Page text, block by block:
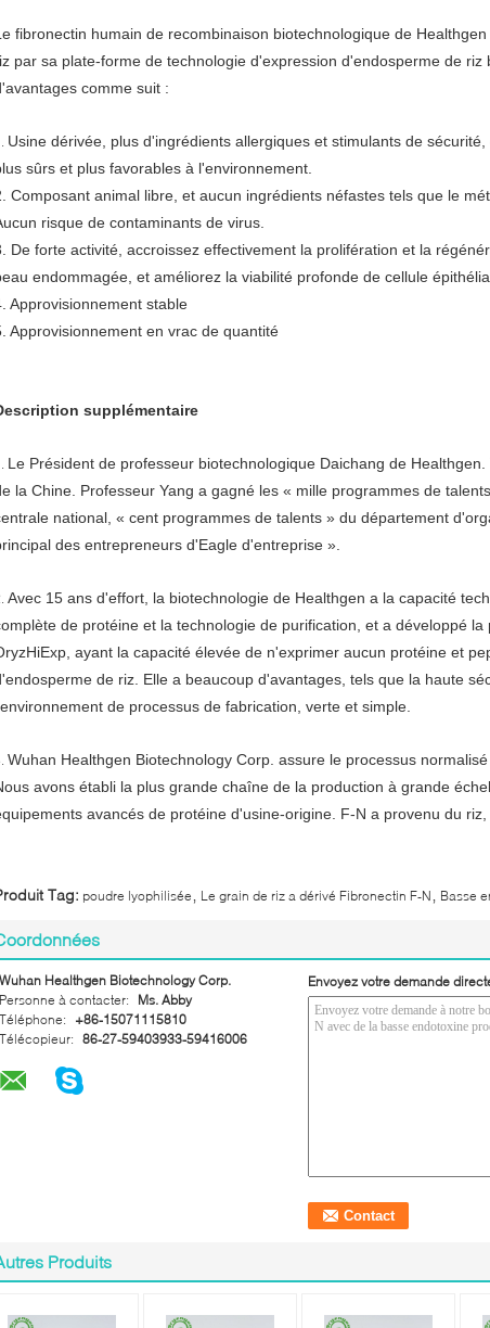
fibronectin humain de recombinaison biotechnologique de
par sa plate-forme de technologie d'expression d'endosperme de
comme suit :
Usine dérivée, plus d'ingrédients allergiques et stimulants de
sûrs et plus favorables à l'environnement.
Composant animal libre, et aucun ingrédients néfastes tels que le
risque de contaminants de virus.
De forte activité, accroissez effectivement la prolifération et la
endommagée, et améliorez la viabilité profonde de cellule
Approvisionnement stable
Approvisionnement en vrac de quantité
supplémentaire
Le Président de professeur biotechnologique Daichang de
la Chine. Professeur Yang a gagné les « mille programmes de
national, « cent programmes de talents » du département
des entrepreneurs d'Eagle d'entreprise ».
Avec 15 ans d'effort, la biotechnologie de Healthgen a la capacité
de protéine et la technologie de purification, et a développé
ayant la capacité élevée de n'exprimer aucun protéine et
de riz. Elle a beaucoup d'avantages, tels que la haute
de processus de fabrication, verte et simple.
Wuhan Healthgen Biotechnology Corp. assure le processus
avons établi la plus grande chaîne de la production à grande
avancés de protéine d'usine-origine. F-N a provenu du
Tag: poudre lyophilisée Le grain de riz a dérivé Fibronectin F-N Basse
Wuhan Healthgen Biotechnology Corp.
Personne à contacter:
Ms. Abby
Téléphone:
+86-15071115810
Télécopieur: 86-27-59403933-59416006
Envoyez votre demande
Produits